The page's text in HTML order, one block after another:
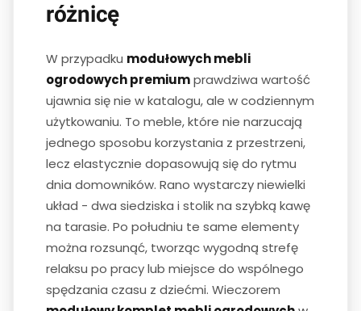
różnicę
W przypadku modułowych mebli
ogrodowych premiumprawdziwa wartość
ujawnia się nie w katalogu, ale w codziennym
użytkowaniu. To meble, które nie narzucają
jednego sposobu korzystania z przestrzeni,
lecz elastycznie dopasowują się do rytmu
dnia domowników. Rano wystarczy niewielki
układ - dwa siedziska i stolik na szybką kawę
na tarasie. Po południu te same elementy
można rozsunąć, tworząc wygodną strefę
relaksu po pracy lub miejsce do wspólnego
spędzania czasu z dziećmi. Wieczorem